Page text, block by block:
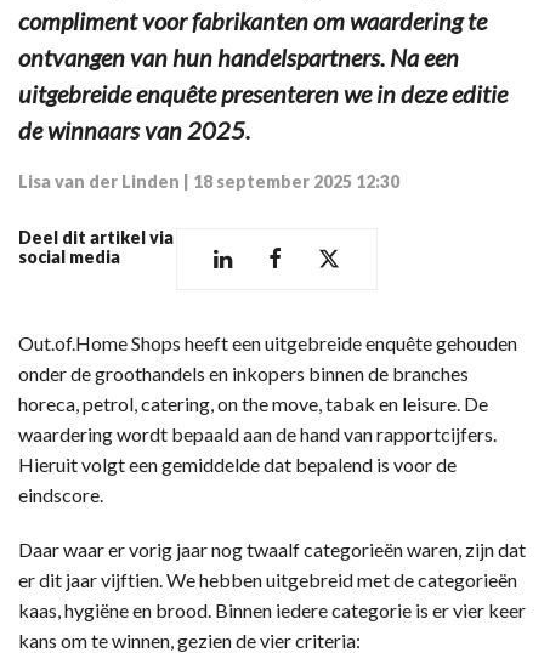
compliment voor fabrikanten om waardering te
ontvangen van hun handelspartners. Na een
uitgebreide enquête presenteren we in deze editie
de winnaars van 2025.
Lisa van der Linden 18 september 2025 12:30
Deel dit artikel via
social media
Out.of.Home Shops heeft een uitgebreide enquête gehouden
onder de groothandels en inkopers binnen de branches
horeca, petrol, catering, on the move, tabak en leisure. De
waardering wordt bepaald aan de hand van rapportcijfers.
Hieruit volgt een gemiddelde dat bepalend is voor de
eindscore.
Daar waar er vorig jaar nog twaalf categorieën waren, zijn dat
er dit jaar vijftien. We hebben uitgebreid met de categorieën
kaas, hygiëne en brood. Binnen iedere categorie is er vier keer
kans om te winnen, gezien de vier criteria: